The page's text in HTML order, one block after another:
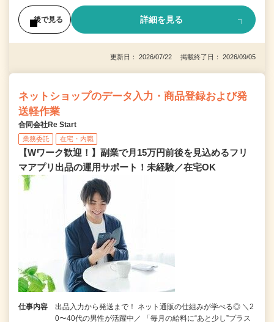
後で見る 詳細を見る
更新日： 2026/07/22 掲載終了日： 2026/09/05
ネットショップのデータ入力・商品登録および発
送軽作業
合同会社Re Start
業務委託 在宅・内職
【Wワーク歓迎！】副業で月15万円前後を見込めるフリ
マアプリ出品の運用サポート！未経験／在宅OK
仕事内容
出品入力から発送まで！ ネット通販の仕組みが学べる◎ ＼2
0〜40代の男性が活躍中／ 「毎月の給料に“あと少し”プラス